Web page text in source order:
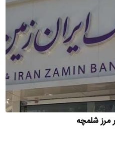
مرز شلمچه